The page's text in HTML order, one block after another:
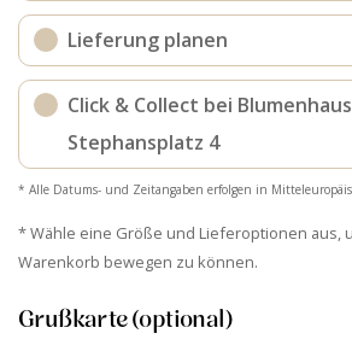
Lieferung planen
Click & Collect bei
Stephansplatz 4
* Alle Datums- und Zeitangaben erfolgen in
* Wähle eine Größe und Lieferoptionen aus,
Warenkorb bewegen zu können.
Grußkarte (optional)